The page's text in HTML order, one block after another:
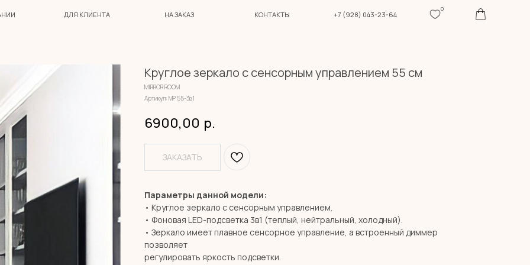
ДЛЯ КЛИЕНТА +7 (928) 043-23-64
Круглое зеркало с сенсорным управлением 55 см
MIRROR ROOM
Артикул: МР 55-3в1
6900,00 р.
ЗАКАЗАТЬ
Параметры данной модели:
• Круглое зеркало с сенсорным управлением.
• Фоновая LED-подсветка 3в1 (теплый, нейтральный, холодный).
• Зеркало имеет плавное сенсорное управление, а встроенный диммер
позволяет
регулировать яркость подсветки.